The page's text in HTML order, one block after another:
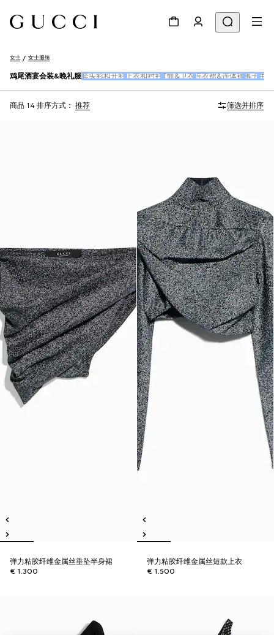
女士 女士服饰
鸡尾酒宴会装&晚礼服 套头衫和开衫 上衣和衬衫 T恤&卫衣 连衣裙&连体裤 裤子 牛
商品 14 排序方式： 推荐 筛选并排序
弹力粘胶纤维金属丝垂坠半身裙
€ 1.300
弹力粘胶纤维金属丝短款上衣
€ 1.500